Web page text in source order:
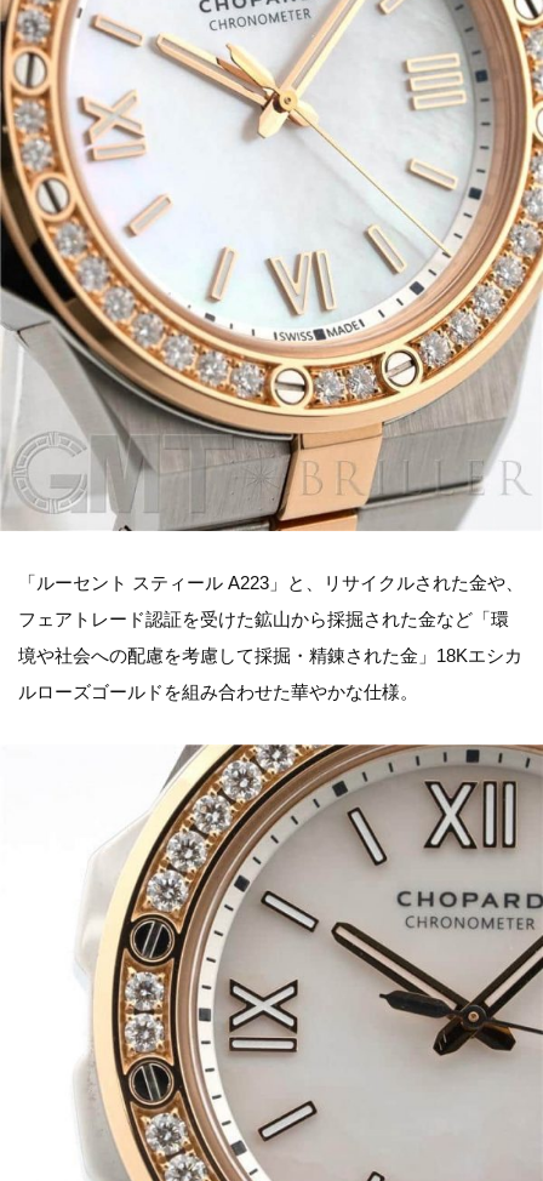
「ルーセント スティール A223」と、リサイクルされた金や、
フェアトレード認証を受けた鉱山から採掘された金など「環
境や社会への配慮を考慮して採掘・精錬された金」18Kエシカ
ルローズゴールドを組み合わせた華やかな仕様。